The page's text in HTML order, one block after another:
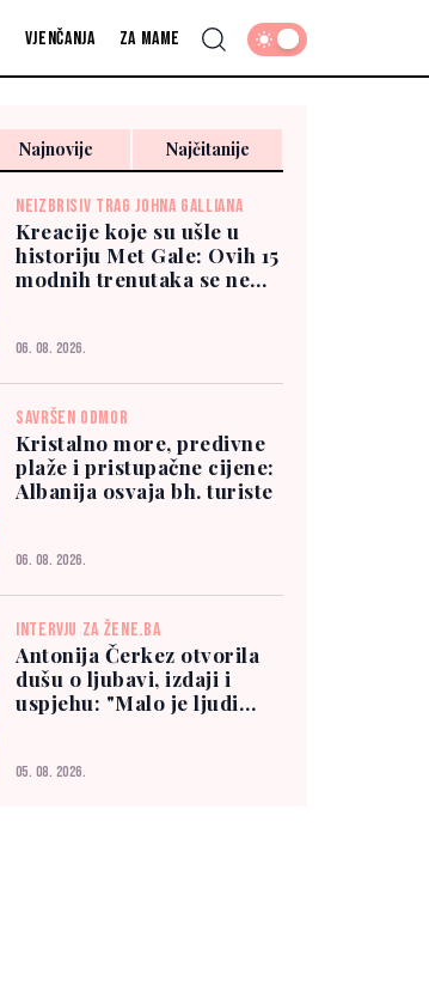
Vjenčanja Za mame
Najnovije Najčitanije
NEIZBRISIV TRAG JOHNA GALLIANA
Kreacije koje su ušle u
historiju Met Gale: Ovih 15
modnih trenutaka se ne
06. 08. 2026.
SAVRŠEN ODMOR
Kristalno more, predivne
plaže i pristupačne cijene:
Albanija osvaja bh. turiste
06. 08. 2026.
INTERVJU ZA ŽENE.BA
Antonija Čerkez otvorila
dušu o ljubavi, izdaji i
uspjehu: "Malo je ljudi
05. 08. 2026.